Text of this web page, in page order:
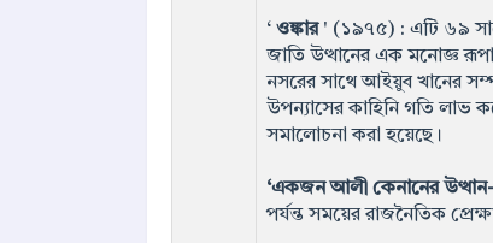
‘ ওঙ্কার ' (১৯৭৫) : এটি ৬৯
জাতি উত্থানের এক মনোজ্ঞ
নসরের সাথে আইয়ুব খানের
উপন্যাসের কাহিনি গতি লাভ
সমালোচনা করা হয়েছে।
‘একজন আলী কেনানের
পর্যন্ত সময়ের রাজনৈতিক